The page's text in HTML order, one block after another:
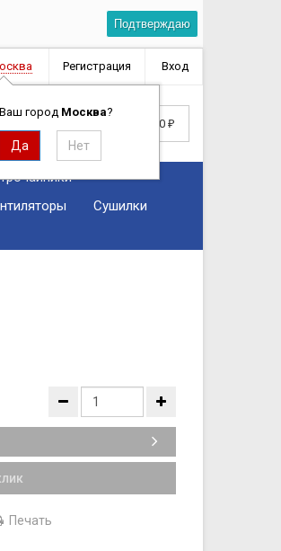
Подтверждаю
Ваш город Москва?
Регистрация Вход
0 ₽
Сушилки
Печать